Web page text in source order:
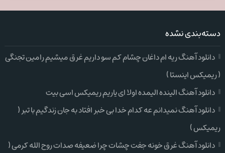
دسته‌بندی نشده
دانلود آهنگ ریه ام داغان چشام کم سو داریم غرق میشیم رامین تجنگی
( ریمیکس اینستا )
دانلود آهنگ الینده الیمده اولا ای یاریم ریمیکس اسی بیت
دانلود آهنگ نمیدانم عه کدام خدا بی خبر افتاد به جان زندگیم با تبر (
ریمیکس )
دانلود آهنگ غرق خونه جفت چشات چرا ضعیفه صدات روح الله کرمی (